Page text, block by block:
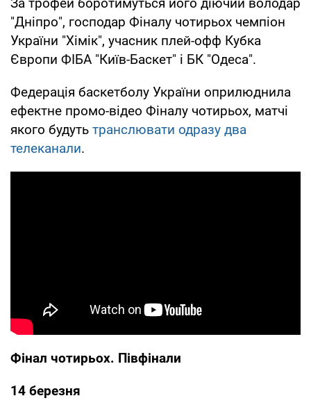
За трофей боротимуться його діючий володар
"Дніпро", господар Фіналу чотирьох чемпіон
України "Хімік", учасник плей-офф Кубка
Європи ФІБА "Київ-Баскет" і БК "Одеса".
Федерація баскетболу України оприлюднила
ефектне промо-відео Фіналу чотирьох, матчі
якого будуть транслювати одразу два
телеканали.
Фінал чотирьох. Півфінали
14 березня